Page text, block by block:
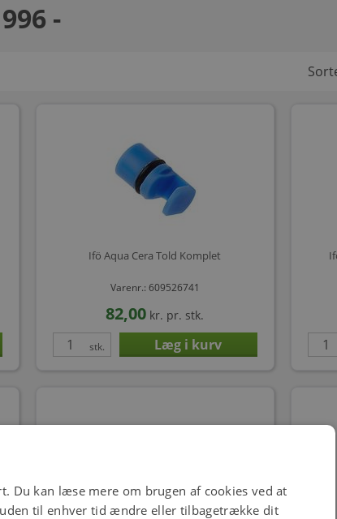
-
Ifö Aqua Cera Told Komplet
Varenr.: 609526741
82,00 kr. pr. stk.
stk.
Du kan læse mere om brugen af cookies ved at
til enhver tid ændre eller tilbagetrække dit